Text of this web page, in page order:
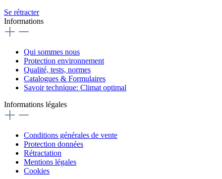
Se rétracter
Informations
Qui sommes nous
Protection environnement
Qualité, tests, normes
Catalogues & Formulaires
Savoir technique: Climat optimal
Informations légales
Conditions générales de vente
Protection données
Rétractation
Mentions légales
Cookies